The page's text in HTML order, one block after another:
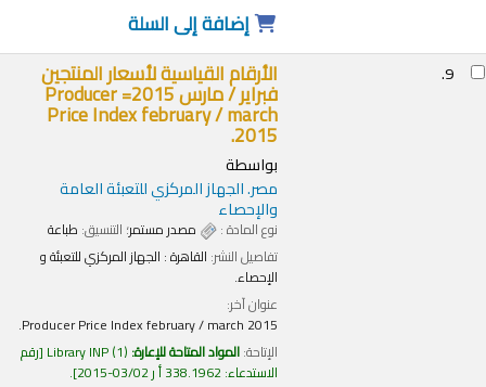
إضافة إلى السلة
9. الأرقام القياسية لأسعار المنتجين
فبراير / مارس 2015= Producer
Price Index february / march
2015.
بواسطة
مصر. الجهاز المركزي للتعبئة العامة
والإحصاء
نوع المادة : مصدر مستمر؛ التنسيق:طباعة
تفاصيل النشر:القاهرة :الجهاز المركزي للتعبئة و
الإحصاء.
عنوان آخر:
Producer Price Index february / march 2015.
الإتاحة:المواد المتاحة للإعارة: Library INP(1)
رقم
الاستدعاء:338.1962 أ ر 03/02-2015 .